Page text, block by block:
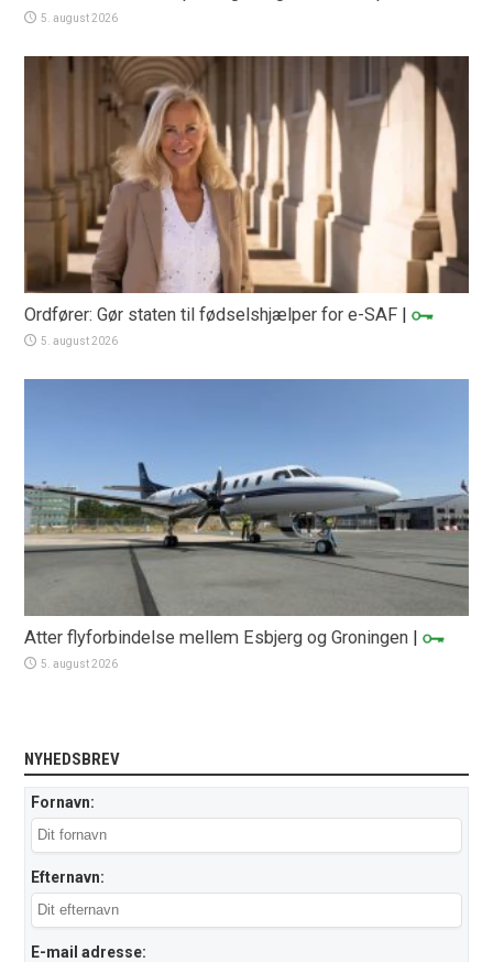
5. august 2026
Ordfører: Gør staten til fødselshjælper for e-SAF |
5. august 2026
Atter flyforbindelse mellem Esbjerg og Groningen |
5. august 2026
NYHEDSBREV
Fornavn:
Efternavn:
E-mail adresse: